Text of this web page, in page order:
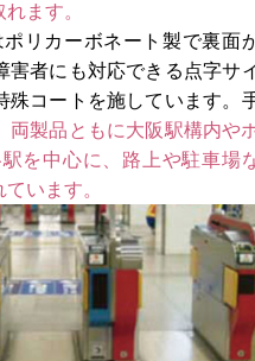
ます。
ポリカーボネート製で裏面
害者にも対応できる点字サ
殊コートを施しています。
両製品ともに大阪駅構内や
を中心に、路上や駐車場
います。